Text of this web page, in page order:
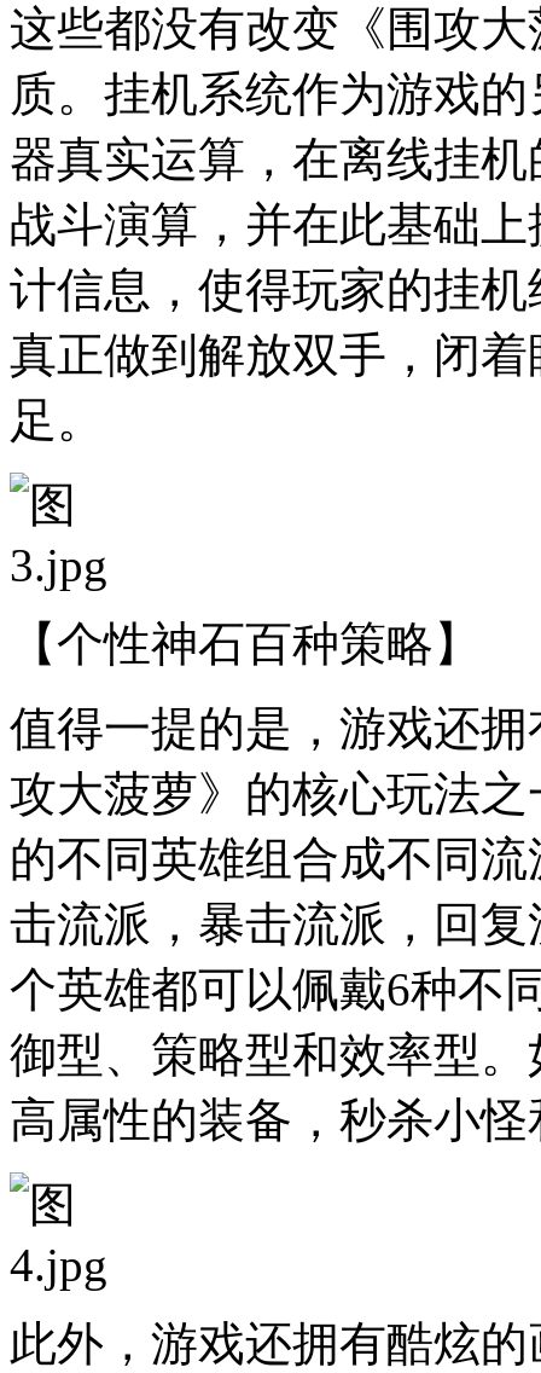
这些都没有改变《围攻
质。挂机系统作为游戏
器真实运算，在离线挂
战斗演算，并在此基础
计信息，使得玩家的挂
真正做到解放双手，闭
足。
【个性神石百种策略】
值得一提的是，游戏还
攻大菠萝》的核心玩法
的不同英雄组合成不同
击流派，暴击流派，回
个英雄都可以佩戴6种不
御型、策略型和效率型
高属性的装备，秒杀小
此外，游戏还拥有酷炫